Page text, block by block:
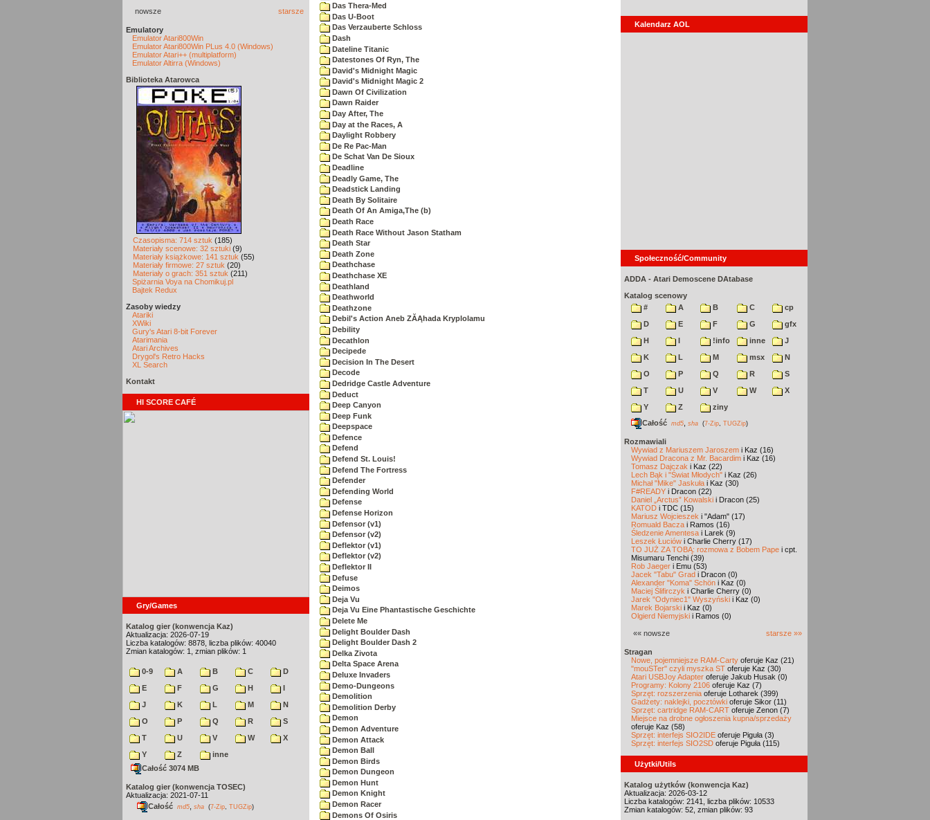
nowsze starsze
Emulatory
Emulator Atari800Win
Emulator Atari800Win PLus 4.0 (Windows)
Emulator Atari++ (multiplatform)
Emulator Altirra (Windows)
Biblioteka Atarowca
Czasopisma: 714 sztuk (185)
Materiały scenowe: 32 sztuki (9)
Materiały książkowe: 141 sztuk (55)
Materiały firmowe: 27 sztuk (20)
Materiały o grach: 351 sztuk (211)
Spiżarnia Voya na Chomikuj.pl
Bajtek Redux
Zasoby wiedzy
Atariki
XWiki
Gury's Atari 8-bit Forever
Atarimania
Atari Archives
Drygol's Retro Hacks
XL Search
Kontakt
HI SCORE CAFÉ
Gry/Games
Katalog gier (konwencja Kaz)
Aktualizacja: 2026-07-19
Liczba katalogów: 8878, liczba plików: 40040
Zmian katalogów: 1, zmian plików: 1
0-9 A B C
D
E
F G H
I
J
K L M
N
O
P Q R
S
T
U V W
X
Y
Z
inne
Całość 3074 MB
Katalog gier (konwencja TOSEC)
Aktualizacja: 2021-07-11
Całość md5 sha (7-Zip TUGZip)
Das Thera-Med
Das U-Boot
Das Verzauberte Schloss
Dash
Dateline Titanic
Datestones Of Ryn, The
David's Midnight Magic
David's Midnight Magic 2
Dawn Of Civilization
Dawn Raider
Day After, The
Day at the Races, A
Daylight Robbery
De Re Pac-Man
De Schat Van De Sioux
Deadline
Deadly Game, The
Deadstick Landing
Death By Solitaire
Death Of An Amiga,The (b)
Death Race
Death Race Without Jason Statham
Death Star
Death Zone
Deathchase
Deathchase XE
Deathland
Deathworld
Deathzone
Debil's Action Aneb ZĂĄhada Kryplolamu
Debility
Decathlon
Decipede
Decision In The Desert
Decode
Dedridge Castle Adventure
Deduct
Deep Canyon
Deep Funk
Deepspace
Defence
Defend
Defend St. Louis!
Defend The Fortress
Defender
Defending World
Defense
Defense Horizon
Defensor (v1)
Defensor (v2)
Deflektor (v1)
Deflektor (v2)
Deflektor II
Defuse
Deimos
Deja Vu
Deja Vu Eine Phantastische Geschichte
Delete Me
Delight Boulder Dash
Delight Boulder Dash 2
Delka Zivota
Delta Space Arena
Deluxe Invaders
Demo-Dungeons
Demolition
Demolition Derby
Demon
Demon Adventure
Demon Attack
Demon Ball
Demon Birds
Demon Dungeon
Demon Hunt
Demon Knight
Demon Racer
Demons Of Osiris
Kalendarz AOL
Społeczność/Community
ADDA - Atari Demoscene DAtabase
Katalog scenowy
#
A B C
cp
D
E F G
gfx
H
I !info inne
J
K
L M msx
N
O
P Q R
S
T
U V W
X
Y
Z
ziny
Całość md5 sha (7-Zip TUGZip)
Rozmawiali
Wywiad z Mariuszem Jaroszem i Kaz (16)
Wywiad Dracona z Mr. Bacardim i Kaz (16)
Tomasz Dajczak i Kaz (22)
Lech Bąk i "Świat Młodych" i Kaz (26)
Michał "Mike" Jaskuła i Kaz (30)
F#READY i Dracon (22)
Daniel „Arctus” Kowalski i Dracon (25)
KATOD i TDC (15)
Mariusz Wojcieszek i "Adam" (17)
Romuald Bacza i Ramos (16)
Śledzenie Amentesa i Larek (9)
Leszek Łuciów i Charlie Cherry (17)
TO JUŻ ZA TOBĄ: rozmowa z Bobem Pape i cpt.
Misumaru Tenchi (39)
Rob Jaeger i Emu (53)
Jacek "Tabu" Grad i Dracon (0)
Alexander "Koma" Schön i Kaz (0)
Maciej Ślifirczyk i Charlie Cherry (0)
Jarek "Odyniec1" Wyszyński i Kaz (0)
Marek Bojarski i Kaz (0)
Olgierd Niemyjski i Ramos (0)
«« nowsze starsze »»
Stragan
Nowe, pojemniejsze RAM-Carty oferuje Kaz (21)
"mouSTer" czyli myszka ST oferuje Kaz (30)
Atari USBJoy Adapter oferuje Jakub Husak (0)
Programy: Kolony 2106 oferuje Kaz (7)
Sprzęt: rozszerzenia oferuje Lotharek (399)
Gadżety: naklejki, pocztówki oferuje Sikor (11)
Sprzęt: cartridge RAM-CART oferuje Zenon (7)
Miejsce na drobne ogłoszenia kupna/sprzedaży
oferuje Kaz (58)
Sprzęt: interfejs SIO2IDE oferuje Piguła (3)
Sprzęt: interfejs SIO2SD oferuje Piguła (115)
Użytki/Utils
Katalog użytków (konwencja Kaz)
Aktualizacja: 2026-03-12
Liczba katalogów: 2141, liczba plików: 10533
Zmian katalogów: 52, zmian plików: 93